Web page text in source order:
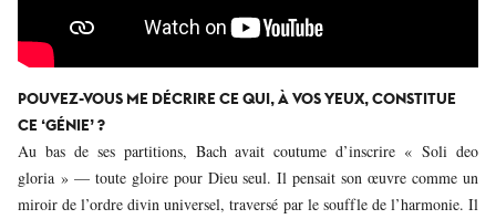
POUVEZ-VOUS ME DÉCRIRE CE QUI, À VOS YEUX, CONSTITUE
CE ‘GÉNIE’ ?
Au bas de ses partitions, Bach avait coutume d’inscrire « Soli deo
gloria » — toute gloire pour Dieu seul. Il pensait son œuvre comme un
miroir de l’ordre divin universel, traversé par le souffle de l’harmonie. Il